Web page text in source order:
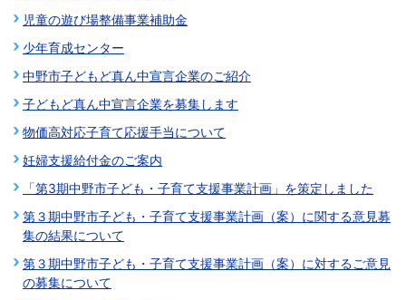
児童の遊び場整備事業補助金
少年育成センター
中野市子どもど真ん中宣言企業のご紹介
子どもど真ん中宣言企業を募集します
物価高対応子育て応援手当について
妊婦支援給付金のご案内
「第3期中野市子ども・子育て支援事業計画」を策定しました
第３期中野市子ども・子育て支援事業計画（案）に関する意見募
集の結果について
第３期中野市子ども・子育て支援事業計画（案）に対するご意見
の募集について